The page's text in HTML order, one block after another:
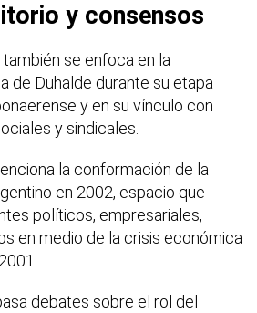
y consensos
se enfoca en la
de Duhalde durante su etapa
y en su vínculo con
y sindicales.
la conformación de la
en 2002, espacio que
políticos, empresariales,
en medio de la crisis económica
debates sobre el rol del